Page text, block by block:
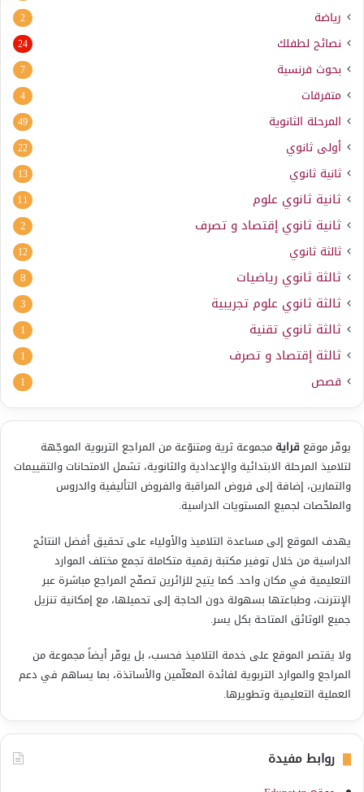
رياضة 2
نصائح لطفلك 24
بحوث فرنسية 7
متفرقات 4
المرحلة الثانوية 49
أولى ثانوي 22
ثانية ثانوي 13
ثانية ثانوي علوم 11
ثانية ثانوي إقتصاد و تصرف 2
ثالثة ثانوي 12
ثالثة ثانوي رياضيات 8
ثالثة ثانوي علوم تجريبية 3
ثالثة ثانوي تقنية 1
ثالثة إقتصاد و تصرف 1
قصص 1
يوفّر موقع قرايةمجموعة ثرية ومتنوّعة من المراجع التربوية الموجّهة
لتلاميذ المرحلة الابتدائية والإعدادية والثانوية، تشمل الامتحانات والتقييمات
والتمارين، إضافة إلى فروض المراقبة والفروض التأليفية والدروس
والملخّصات لجميع المستويات الدراسية.
يهدف الموقع إلى مساعدة التلاميذ والأولياء على تحقيق أفضل النتائج
الدراسية من خلال توفير مكتبة رقمية متكاملة تجمع مختلف الموارد
التعليمية في مكان واحد. كما يتيح للزائرين تصفّح المراجع مباشرة عبر
الإنترنت، وطباعتها بسهولة دون الحاجة إلى تحميلها، مع إمكانية تنزيل
جميع الوثائق المتاحة بكل يسر.
ولا يقتصر الموقع على خدمة التلاميذ فحسب، بل يوفّر أيضاً مجموعة من
المراجع والموارد التربوية لفائدة المعلّمين والأساتذة، بما يساهم في دعم
العملية التعليمية وتطويرها.
روابط مفيدة